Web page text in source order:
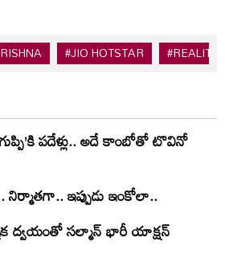
#JIO HOTSTAR #REALITY
పదేళ్లు.. అదే కాంబోతో టొవినో
ఇప్పుడు ఇంకోలా..
ద్వయంతో సల్మాన్ భారీ యాక్షన్